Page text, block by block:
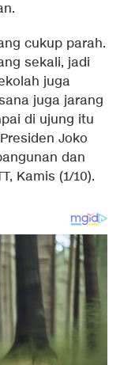
cukup parah.
sekali, jadi
juga
juga jarang
di ujung itu
Joko
dan
Kamis (1/10).